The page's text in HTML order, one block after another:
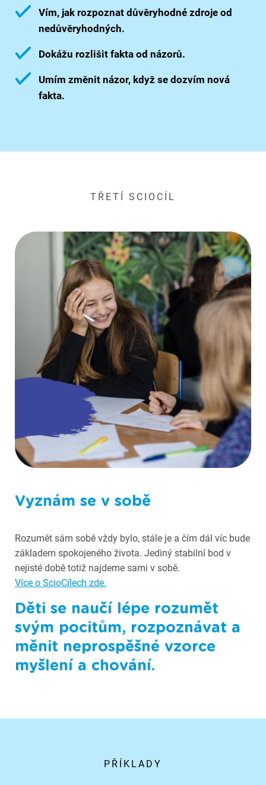
Vím, jak rozpoznat důvěryhodné zdroje od
nedůvěryhodných.
Dokážu rozlišit fakta od názorů.
Umím změnit názor, když se dozvím nová
fakta.
TŘETÍ SCIOCÍL
Vyznám se v sobě
Rozumět sám sobě vždy bylo, stále je a čím dál víc bude
základem spokojeného života. Jediný stabilní bod v
nejisté době totiž najdeme sami v sobě.
Více o ScioCílech zde.
Děti se naučí lépe rozumět
svým pocitům, rozpoznávat a
měnit neprospěšné vzorce
myšlení a chování.
PŘÍKLADY